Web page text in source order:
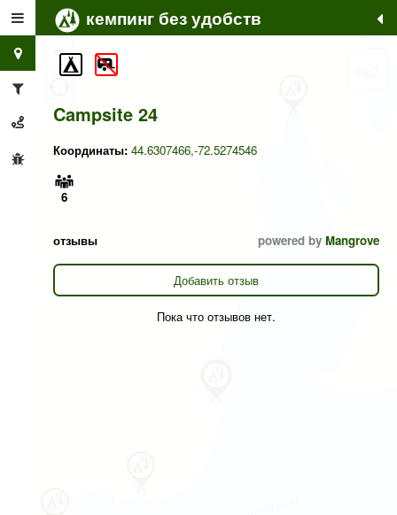
кемпинг без удобств
Campsite 24
Координаты: 44.6307466,-72.5274546
6
отзывы powered by Mangrove
Добавить отзыв
Пока что отзывов нет.
+
−